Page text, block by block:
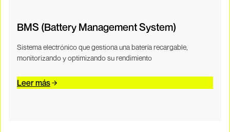
BMS (Battery Management System)
Sistema electrónico que gestiona una batería recargable,
monitorizando y optimizando su rendimiento
Leer más